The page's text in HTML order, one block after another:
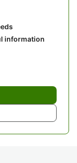
information